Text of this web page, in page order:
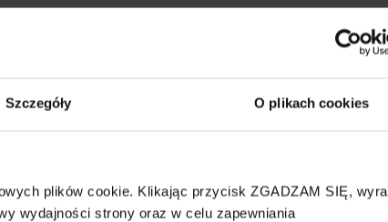
Szczegóły O plikach cookies
plików cookie. Klikając przycisk ZGADZAM SIĘ,
wydajności strony oraz w celu zapewniania
z bazą w Blantyre na południu Malawi. Jest to
Z głównej bazy lotniczej na Chileka International
operuje regionalnymi lotami pasażerskimi.